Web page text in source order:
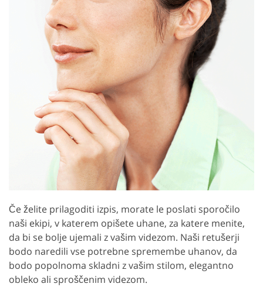
Če želite prilagoditi izpis, morate le poslati sporočilo
naši ekipi, v katerem opišete uhane, za katere menite,
da bi se bolje ujemali z vašim videzom. Naši retušerji
bodo naredili vse potrebne spremembe uhanov, da
bodo popolnoma skladni z vašim stilom, elegantno
obleko ali sproščenim videzom.